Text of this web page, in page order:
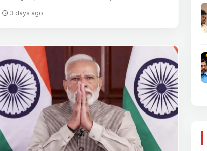
3 days ago